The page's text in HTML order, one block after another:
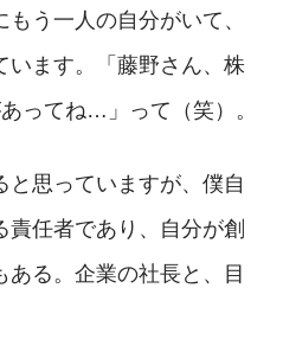
う一人の自分がいて、
います。「藤野さん、株
ってね…」って（笑）。
と思っていますが、僕自
任者であり、自分が創
る。企業の社長と、目